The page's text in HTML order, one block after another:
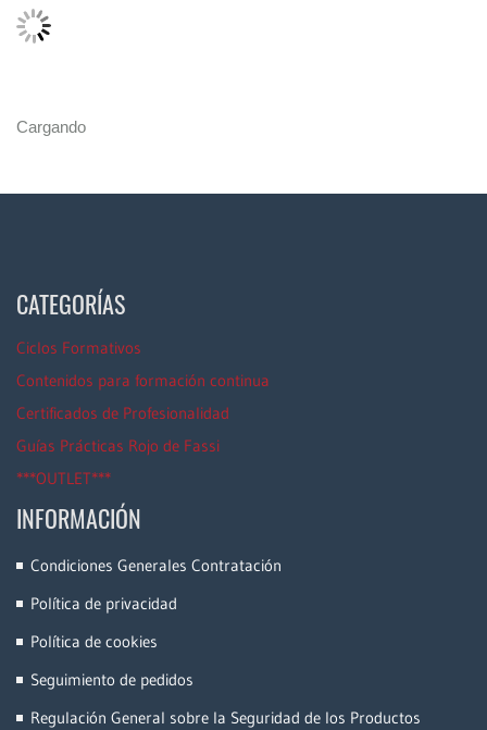
Cargando
CATEGORÍAS
Ciclos Formativos
Contenidos para formación continua
Certificados de Profesionalidad
Guías Prácticas Rojo de Fassi
***OUTLET***
INFORMACIÓN
Condiciones Generales Contratación
Política de privacidad
Política de cookies
Seguimiento de pedidos
Regulación General sobre la Seguridad de los Productos